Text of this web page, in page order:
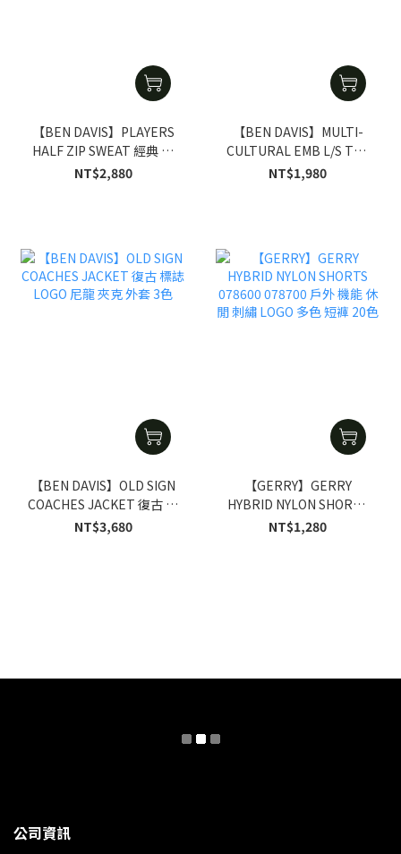
【BEN DAVIS】PLAYERS
HALF ZIP SWEAT 經典 運
動風 撞色 1/2拉鍊 LOGO
NT$2,880
【BEN DAVIS】MULTI-
CULTURAL EMB L/S TEE
電玩 刺繡 化學 LOGO 圖案
NT$1,980
【BEN DAVIS】OLD SIGN
COACHES JACKET 復古 標
誌 LOGO 尼龍 夾克 外套 3
NT$3,680
【GERRY】GERRY
HYBRID NYLON SHORTS
078600 078700 戶外 機能
NT$1,280
公司資訊